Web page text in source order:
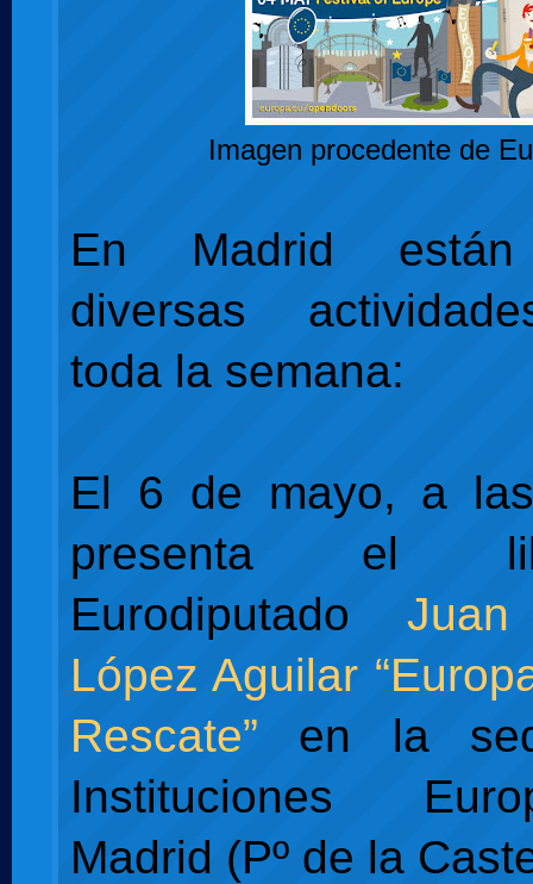
Imagen procedente de
En Madrid están
diversas
toda la semana:
El 6 de mayo, a
presenta el
Eurodiputado
López Aguilar
Rescate” en la
Instituciones
Madrid (Pº de la